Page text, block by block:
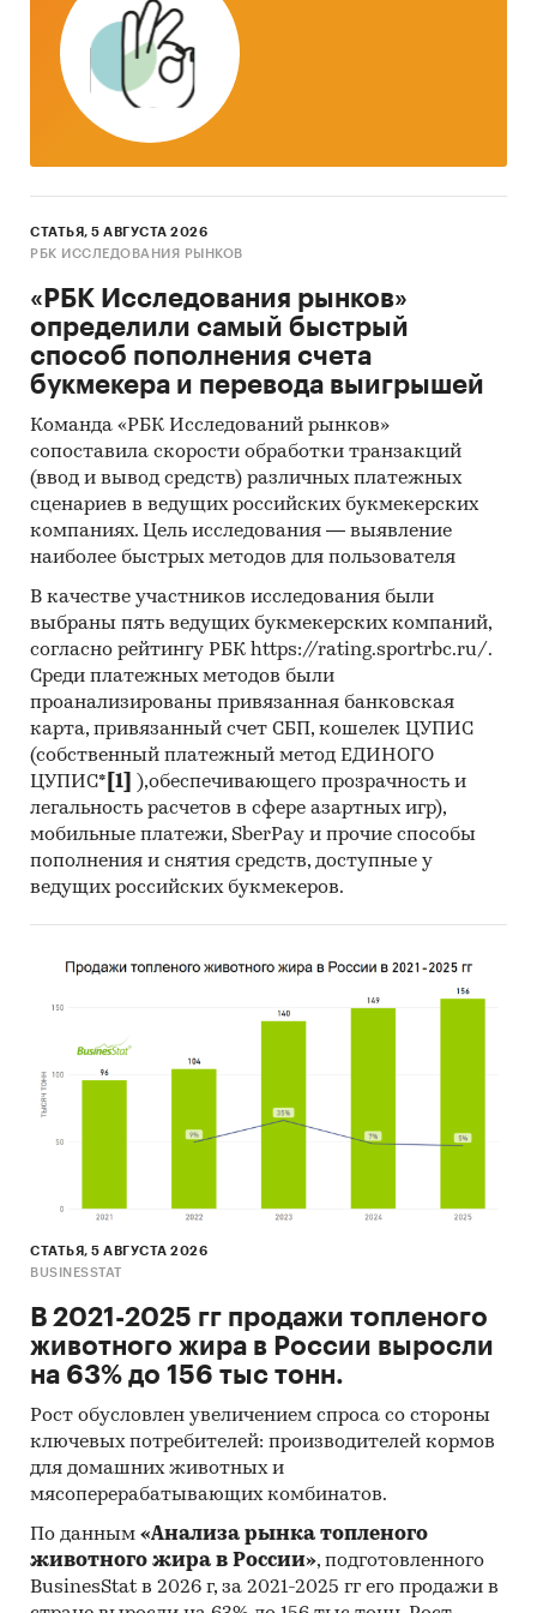
трансформируемая и не трансформируемая
в кровати, и ее части
9403 - Мебель прочая и ее части
9404 - Основы матрацные и матрацы
Представлена информация об объеме импорта
и экспорта заянварь 2019 - май 2024
натуральном и денежном выражении с
детализацией в разрезе стран, а также
динамика средневзвешенной стоимости.
*Данные после января 2022 года могут быть
недоступны для стран Евразийского
экономического союза: Белоруссии, Армении,
Кыргызстана и Казахстана.
Государственные закупки мебели
В рамках главы представлена информация о
части проведенных государственных закупок
мебели 44-ФЗ и 223-ФЗ за периодс января
2017 года по декабрь 2024 года, в которых был
определен поставщик. Для компаний
участвующих или планирующих участвовать в
государственных торгах показано
средневзвешенное отклонение итоговой
стоимости контрактов от их начальной
максимальной цены. Покупателям работы
предоставляется выгрузка в формате MS Excel.
Параметры выгрузки могут быть
мебели
В работе представлены профили крупнейших
компаний-производителей мебели.Профили
компаний показывают информацию о
динамике финансовых показателей компаний,
актуальную контактную информацию,
Цены на продукцию
Средние цены производителей
Предствлены месячные данные о ценах
производителей на следующие виды
продукции:
Матрасы, кроме матрасных основ
Столы кухонные
Шкафы кухонные
Диваны, софы, кушетки с деревянным
каркасом, трансформируемые в кровати
Кровати деревянные для взрослых
СТАТЬЯ, 5 АВГУСТА 2026
РБК ИССЛЕДОВАНИЯ РЫНКОВ
«РБК Исследования рынков»
определили самый быстрый
способ пополнения счета
букмекера и перевода выигрышей
Команда «РБК Исследований рынков»
сопоставила скорости обработки транзакций
(ввод и вывод средств) различных платежных
сценариев в ведущих российских букмекерских
компаниях. Цель исследования — выявление
наиболее быстрых методов для пользователя
В качестве участников исследования были
выбраны пять ведущих букмекерских компаний,
согласно рейтингу РБК https://rating.sportrbc.ru/.
Среди платежных методов были
проанализированы привязанная банковская
карта, привязанный счет СБП, кошелек ЦУПИС
(собственный платежный метод ЕДИНОГО
ЦУПИС* [1]
),обеспечивающего прозрачность и
легальность расчетов в сфере азартных игр),
мобильные платежи, SberPay и прочие способы
пополнения и снятия средств, доступные у
ведущих российских букмекеров.
СТАТЬЯ, 5 АВГУСТА 2026
BUSINESSTAT
В 2021-2025 гг продажи топленого
животного жира в России выросли
на 63% до 156 тыс тонн.
Рост обусловлен увеличением спроса со стороны
ключевых потребителей: производителей кормов
для домашних животных и
мясоперерабатывающих комбинатов.
По данным «Анализа рынка топленого
животного жира в России», подготовленного
BusinesStat в 2026 г, за 2021-2025 гг его продажи в